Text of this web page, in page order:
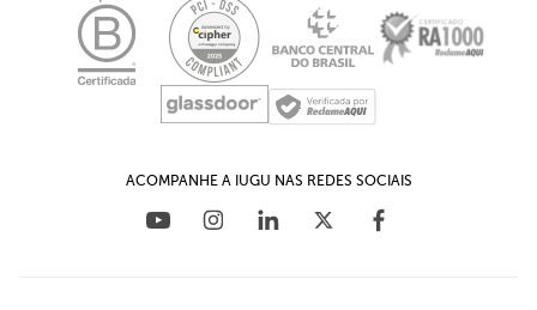
Materiais Ricos
Plug-in para OpenCart
Plug-in para WHMCS
Educação Financeira para empresas
ACOMPANHE A IUGU NAS REDES SOCIAIS